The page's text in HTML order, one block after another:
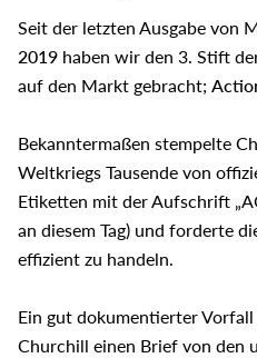
Seit der letzten Ausgabe von
2019 haben wir den 3. Stift
auf den Markt gebracht;
Bekanntermaßen stempelte
Weltkriegs Tausende von
Etiketten mit der Aufschrift
an diesem Tag) und forderte
effizient zu handeln.
Ein gut dokumentierter
Churchill einen Brief von den